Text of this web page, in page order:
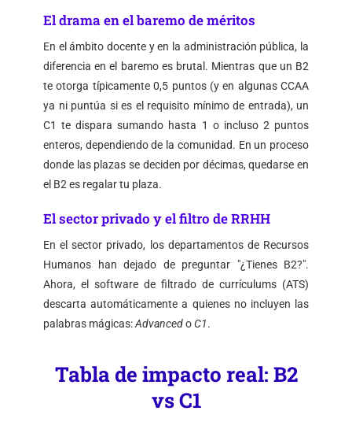
El drama en el baremo de méritos
En el ámbito docente y en la administración pública, la
diferencia en el baremo es brutal. Mientras que un B2
te otorga típicamente 0,5 puntos (y en algunas CCAA
ya ni puntúa si es el requisito mínimo de entrada), un
C1 te dispara sumando hasta 1 o incluso 2 puntos
enteros, dependiendo de la comunidad. En un proceso
donde las plazas se deciden por décimas, quedarse en
el B2 es regalar tu plaza.
El sector privado y el filtro de RRHH
En el sector privado, los departamentos de Recursos
Humanos han dejado de preguntar "¿Tienes B2?".
Ahora, el software de filtrado de currículums (ATS)
descarta automáticamente a quienes no incluyen las
palabras mágicas:AdvancedoC1.
Tabla de impacto real: B2
vs C1